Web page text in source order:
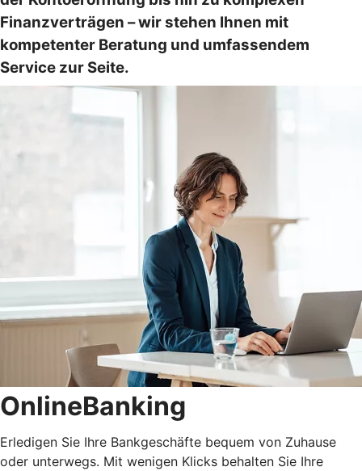
Finanzverträgen – wir stehen Ihnen mit
kompetenter Beratung und umfassendem
Service zur Seite.
OnlineBanking
Erledigen Sie Ihre Bankgeschäfte bequem von Zuhause
oder unterwegs. Mit wenigen Klicks behalten Sie Ihre